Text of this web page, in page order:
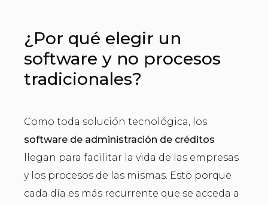
¿Por qué elegir un
software y no procesos
tradicionales?
Como toda solución tecnológica, los
software de administración de créditos
llegan para facilitar la vida de las empresas
y los procesos de las mismas. Esto porque
cada día es más recurrente que se acceda a